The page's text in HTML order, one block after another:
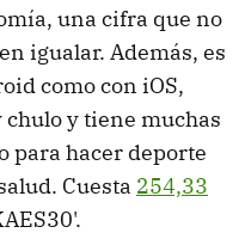
una cifra que no
igualar. Además, es
como con iOS,
y tiene muchas
para hacer deporte
Cuesta 254,33